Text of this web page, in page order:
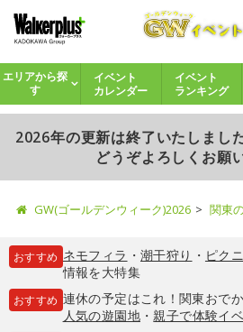
エリアから探
す
イベント
カレンダー
イベント
ランキング
2026年の更新は終了いたしまし
どうぞよろしくお願
GW(ゴールデンウィーク)2026 関東
おすすめ ネモフィラ ・ 潮干狩り ・ ピク
情報を大特集
おすすめ 連休の予定はこれ！関東おで
人気の遊園地・親子で体験イ